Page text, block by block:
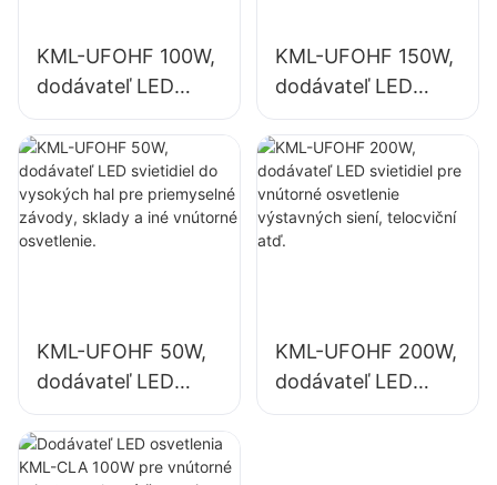
KML-UFOHF 100W,
dodávateľ LED
svietidiel do
vysokých hal pre
priemyselné
závody, sklady a
iné vnútorné
KML-UFOHF 150W,
dodávateľ LED
svietidiel pre
vnútorné
osvetlenie
priemyselných
závodov, telocviční
KML-UFOHF 50W,
dodávateľ LED
svietidiel do
vysokých hal pre
priemyselné
KML-UFOHF 200W,
dodávateľ LED
svietidiel pre